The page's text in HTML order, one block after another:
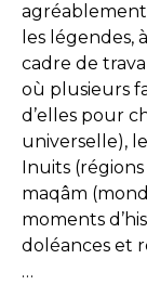
les légendes,
cadre de
où plusieurs
d’elles pour
universelle),
Inuits
maqâm
moments
doléances et
…